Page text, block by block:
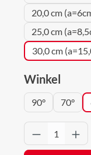
20,0 cm
25,0 cm
30,0 cm
Winkel
90° 70°
Produkt